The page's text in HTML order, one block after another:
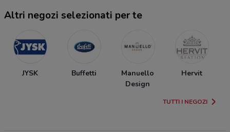
Altri negozi selezionati per te
JYSK Buffetti
Manuello
Design
Hervit
TUTTI I NEGOZI